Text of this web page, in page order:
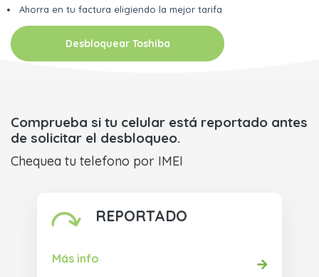
Ahorra en tu factura eligiendo la mejor tarifa
Desbloquear Toshiba
Comprueba si tu celular está reportado antes
de solicitar el desbloqueo.
Chequea tu telefono por IMEI
REPORTADO
Más info